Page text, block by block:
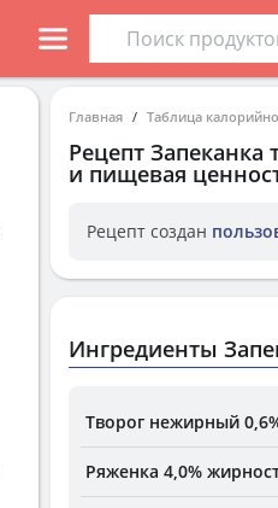
Главная Таблица
Рецепт Запеканка
и пищевая
Рецепт создан
Ингредиенты
Творог нежирный
Ряженка 4,0%